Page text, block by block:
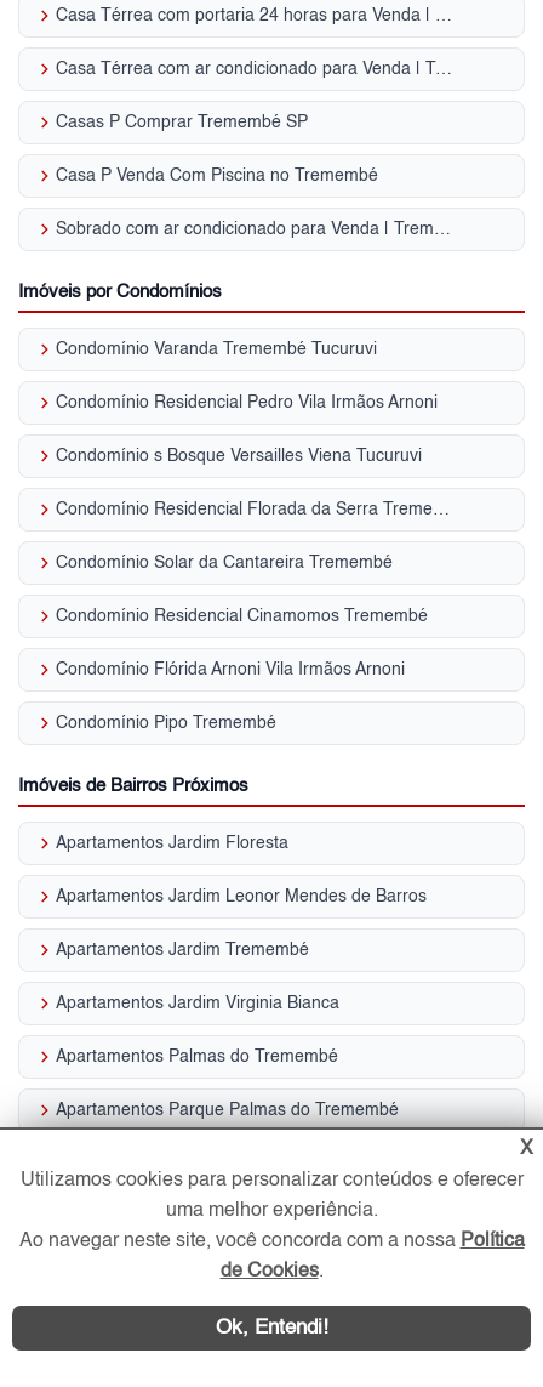
keyboard_arrow_right Casa Térrea com portaria 24 horas para Venda | Tremembé
keyboard_arrow_right Casa Térrea com ar condicionado para Venda | Tremembé
keyboard_arrow_right Casas P Comprar Tremembé SP
keyboard_arrow_right Casa P Venda Com Piscina no Tremembé
keyboard_arrow_right Sobrado com ar condicionado para Venda | Tremembé
Imóveis por Condomínios
keyboard_arrow_right Condomínio Varanda Tremembé Tucuruvi
keyboard_arrow_right Condomínio Residencial Pedro Vila Irmãos Arnoni
keyboard_arrow_right Condomínio s Bosque Versailles Viena Tucuruvi
keyboard_arrow_right Condomínio Residencial Florada da Serra Tremembé
keyboard_arrow_right Condomínio Solar da Cantareira Tremembé
keyboard_arrow_right Condomínio Residencial Cinamomos Tremembé
keyboard_arrow_right Condomínio Flórida Arnoni Vila Irmãos Arnoni
keyboard_arrow_right Condomínio Pipo Tremembé
Imóveis de Bairros Próximos
keyboard_arrow_right Apartamentos Jardim Floresta
keyboard_arrow_right Apartamentos Jardim Leonor Mendes de Barros
keyboard_arrow_right Apartamentos Jardim Tremembé
keyboard_arrow_right Apartamentos Jardim Virginia Bianca
keyboard_arrow_right Apartamentos Palmas do Tremembé
keyboard_arrow_rightApartamentos Parque Palmas do Tremembé
Apartamentos Vila Irmãos Arnoni
Apartamentos Vila Rosa
Casas Horto Florestal
X
Utilizamos cookies para personalizar conteúdos e oferecer
uma melhor experiência.
Ao navegar neste site, você concorda com a nossa Política
de Cookies.
Ok, Entendi!